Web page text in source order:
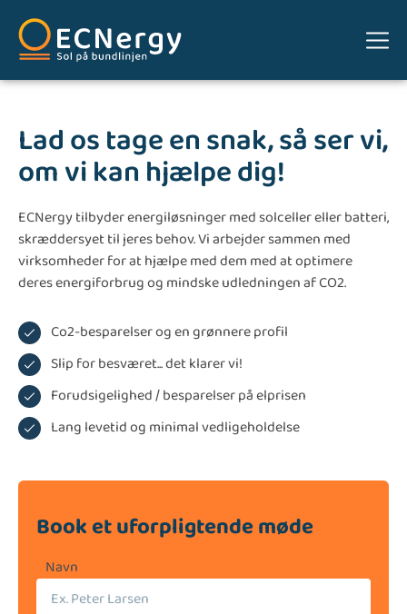
Lad os tage en snak, så ser vi,
om vi kan hjælpe dig!
ECNergy tilbyder energiløsninger med solceller eller batteri,
skræddersyet til jeres behov. Vi arbejder sammen med
virksomheder for at hjælpe med dem med at optimere
deres energiforbrug og mindske udledningen af CO2.
Co2-besparelser og en grønnere profil
Slip for besværet... det klarer vi!
Forudsigelighed / besparelser på elprisen
Lang levetid og minimal vedligeholdelse
Book et uforpligtende møde
Navn